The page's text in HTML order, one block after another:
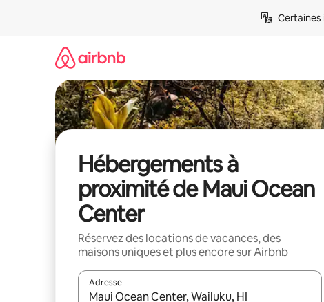
Hébergements à
proximité de Maui Ocean
Center
Réservez des locations de vacances, des
maisons uniques et plus encore sur Airbnb
Adresse
Lorsque les résultats s'affichent, utilisez les flèches